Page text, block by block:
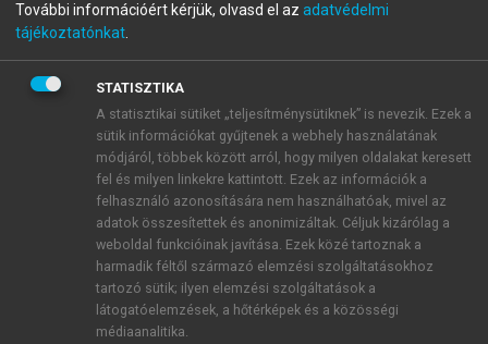
A regisztráció után apróbaidőszakautomatikusan
BELÉPÉS SAJÁT FIÓKKAL
ÚJ FIÓK LÉTREHOZÁSA
1 óra díjmentes hozzáférés
E-MAIL-CÍM
További információért kérjük, olvasd el az adatvédelmi
tájékoztatónkat
STATISZTIKA
A statisztikai sütiket „teljesítménysütiknek” is nevezik. Ezek a
sütik információkat gyűjtenek a webhely használatának
módjáról, többek között arról, hogy milyen oldalakat keresett
fel és milyen linkekre kattintott. Ezek az információk a
felhasználó azonosítására nem használhatóak, mivel az
adatok összesítettek és anonimizáltak. Céljuk kizárólag a
weboldal funkcióinak javítása. Ezek közé tartoznak a
harmadik féltől származó elemzési szolgáltatásokhoz
tartozó sütik; ilyen elemzési szolgáltatások a
látogatóelemzések, a hőtérképek és a közösségi
médiaanalitika.